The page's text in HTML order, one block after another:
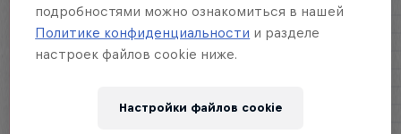
подробностями можно ознакомиться в нашей
Политике конфиденциальности и разделе
настроек файлов cookie ниже.
Настройки файлов cookie